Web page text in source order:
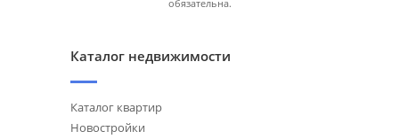
обязательна.
Каталог недвижимости
Каталог квартир
Новостройки